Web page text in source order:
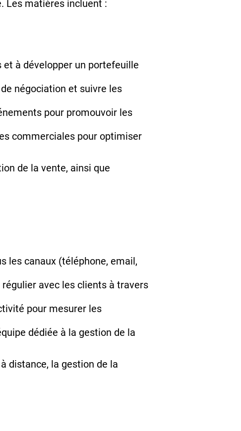
Les matières incluent :
à développer un portefeuille
négociation et suivre les
pour promouvoir les
commerciales pour optimiser
de la vente, ainsi que
les canaux (téléphone, email,
avec les clients à travers
pour mesurer les
dédiée à la gestion de la
distance, la gestion de la